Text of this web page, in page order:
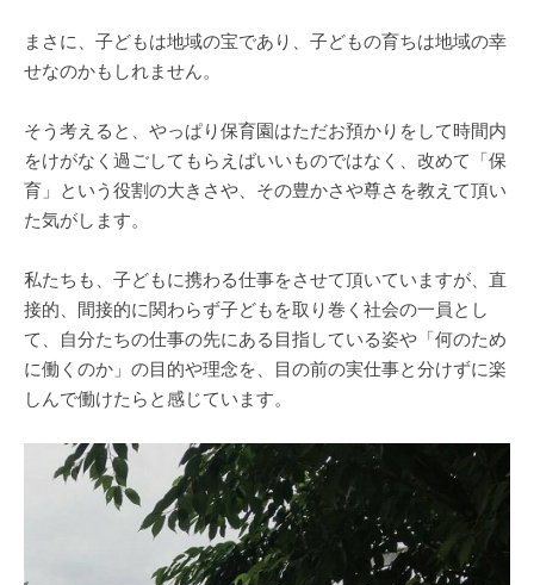
まさに、子どもは地域の宝であり、子どもの育ちは地域の幸
せなのかもしれません。
そう考えると、やっぱり保育園はただお預かりをして時間内
をけがなく過ごしてもらえばいいものではなく、改めて「保
育」という役割の大きさや、その豊かさや尊さを教えて頂い
た気がします。
私たちも、子どもに携わる仕事をさせて頂いていますが、直
接的、間接的に関わらず子どもを取り巻く社会の一員とし
て、自分たちの仕事の先にある目指している姿や「何のため
に働くのか」の目的や理念を、目の前の実仕事と分けずに楽
しんで働けたらと感じています。